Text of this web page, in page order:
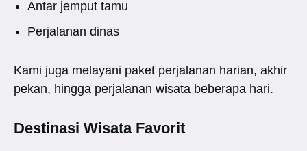
Antar jemput tamu
Perjalanan dinas
Kami juga melayani paket perjalanan harian, akhir
pekan, hingga perjalanan wisata beberapa hari.
Destinasi Wisata Favorit